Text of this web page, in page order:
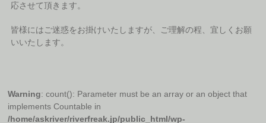
応させて頂きます。
皆様にはご迷惑をお掛けいたしますが、ご理解の程、宜しくお願
いいたします。
Warning: count(): Parameter must be an array or an object that
implements Countable in
/home/askriver/riverfreak.jp/public_html/wp-